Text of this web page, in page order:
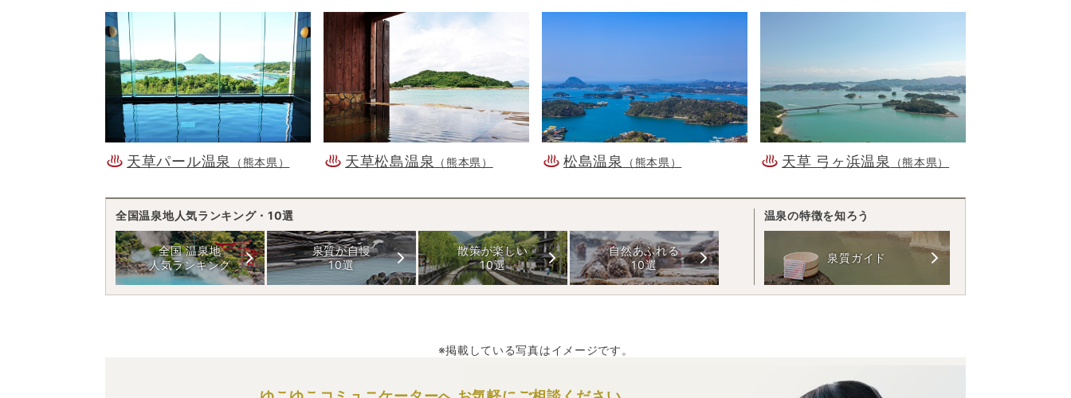
天草パール温泉 （熊本県） 天草松島温泉 （熊本県） 松島温泉 （熊本県） 天草 弓ヶ浜温泉 （熊本県）
全国温泉地人気ランキング・10選
全国 温泉地
人気ランキング
泉質が自慢
10選
散策が楽しい
10選
自然あふれる
10選
温泉の特徴を知ろう
泉質ガイド
※掲載している写真はイメージです。